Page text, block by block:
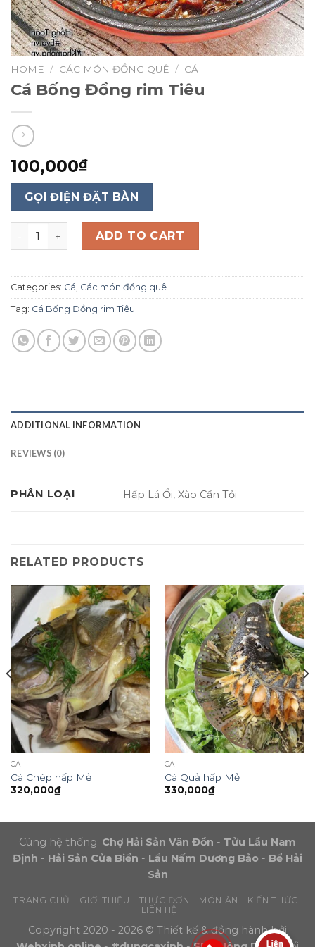
HOME / CÁC MÓN ĐỒNG QUÊ / CÁ
Cá Bống Đồng rim Tiêu
100,000₫
GỌI ĐIỆN ĐẶT BÀN
Cá Bống Đồng rim Tiêu quantity
ADD TO CART
Categories: Cá Các món đồng quê
Tag: Cá Bống Đồng rim Tiêu
ADDITIONAL INFORMATION
REVIEWS (0)
PHÂN LOẠI Hấp Lá Ổi, Xào Cần Tỏi
RELATED PRODUCTS
CÁ
Cá Chép hấp Mẻ
320,000₫
CÁ
Cá Quả hấp Mẻ
330,000₫
Cùng hệ thống: Chợ Hải Sản Vân Đồn - Tửu Lầu Nam
Định - Hải Sản Cửa Biển - Lẩu Nấm Dương Bảo - Bể Hải
Sản
TRANG CHỦ GIỚI THIỆU THỰC ĐƠN MÓN ĂN
KIẾN THỨC
LIÊN HỆ
Copyright 2020 - 2026 © Thiết kế & đồng hành bởi